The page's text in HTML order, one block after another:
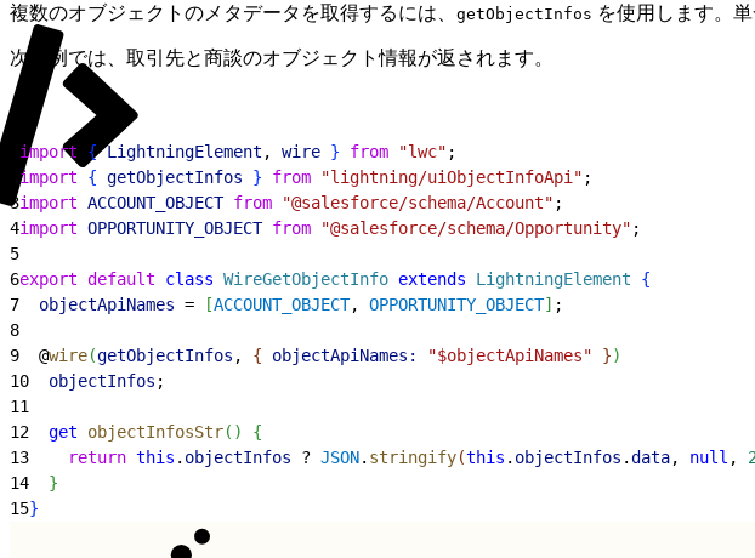
複数のオブジェクトのメタデータを取得するには、 getObjectInfos を使用します。
次の例では、取引先と商談のオブジェクト情報が返されます。
import { LightningElement , wire } from "lwc" ;
import { getObjectInfos } from "lightning/uiObjectInfoApi" ;
3import ACCOUNT_OBJECT from "@salesforce/schema/Account" ;
4import OPPORTUNITY_OBJECT from "@salesforce/schema/Opportunity" ;
5
6export default class WireGetObjectInfo extends LightningElement
{
7
  objectApiNames
= [ACCOUNT_OBJECT, OPPORTUNITY_OBJECT] ;
8
9
  @
wire(getObjectInfos , { objectApiNames: "$objectApiNames" })
10
  objectInfos
;
11
12
  get
objectInfosStr( )
{
13
    return
this . objectInfos ? JSON. stringify(this . objectInfos .data, null ,
14
}
15}